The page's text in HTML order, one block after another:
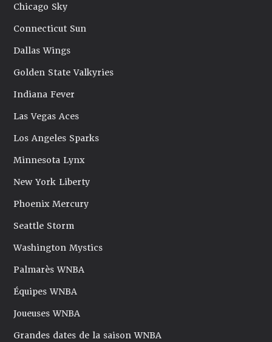
Chicago Sky
Connecticut Sun
Dallas Wings
Golden State Valkyries
Indiana Fever
Las Vegas Aces
Los Angeles Sparks
Minnesota Lynx
New York Liberty
Phoenix Mercury
Seattle Storm
Washington Mystics
Palmarès WNBA
Équipes WNBA
Joueuses WNBA
Grandes dates de la saison WNBA